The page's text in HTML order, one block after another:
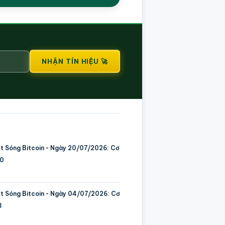
NHẬN TÍN HIỆU 🚀
Sóng Bitcoin - Ngày 20/07/2026: Cơ
Sóng Bitcoin - Ngày 04/07/2026: Cơ